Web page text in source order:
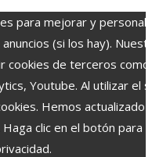
para mejorar y
(si los hay).
cookies de terceros como
Youtube. Al utilizar el
Hemos actualizado
clic en el botón para